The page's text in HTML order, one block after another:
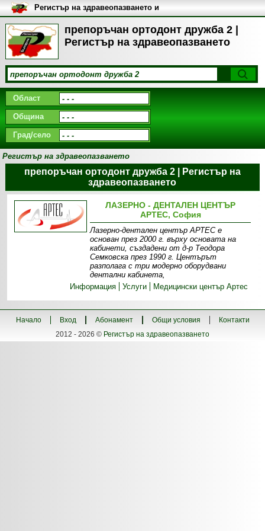
препоръчан ортодонт дружба 2 |
Регистър на здравеопазването
Регистър на здравеопазването и
медицинските заведения в
България
Област
Община
Град/село
Регистър на здравеопазването
препоръчан ортодонт дружба 2 | Регистър на
здравеопазването
ЛАЗЕРНО - ДЕНТАЛЕН ЦЕНТЪР
АРТЕС, София
Лазерно-дентален център АРТЕС е
основан през 2000 г. върху основата на
кабинети, създадени от д-р Теодора
Семковска през 1990 г. Центърът
разполага с три модерно оборудвани
дентални кабинета,
Информация
Услуги Медицински център Артес
Начало Вход Абонамент Общи условия
Контакти
2012 - 2026 © Регистър на здравеопазването